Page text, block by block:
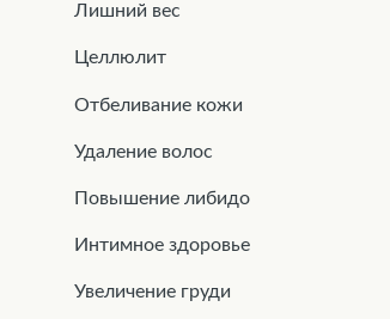
Лишний вес
Целлюлит
Отбеливание кожи
Удаление волос
Повышение либидо
Интимное здоровье
Увеличение груди